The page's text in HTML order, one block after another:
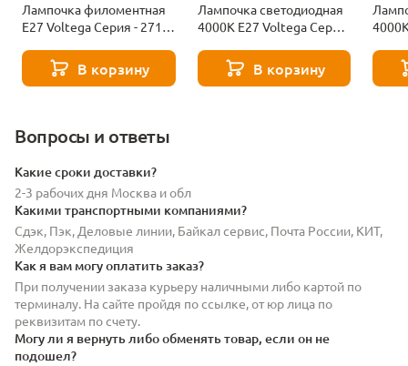
Лампочка филоментная
Е27 Voltega Серия - 271
В корзину
Лампочка светодиодная
4000К Е27 Voltega Серия
В корзину
Вопросы и ответы
Какие сроки доставки?
2-3 рабочих дня Москва и обл
Какими транспортными компаниями?
Сдэк, Пэк, Деловые линии, Байкал сервис, Почта России, КИТ,
Желдорэкспедиция
Как я вам могу оплатить заказ?
При получении заказа курьеру наличными либо картой по
терминалу. На сайте пройдя по ссылке, от юр лица по
реквизитам по счету.
Могу ли я вернуть либо обменять товар, если он не
подошел?